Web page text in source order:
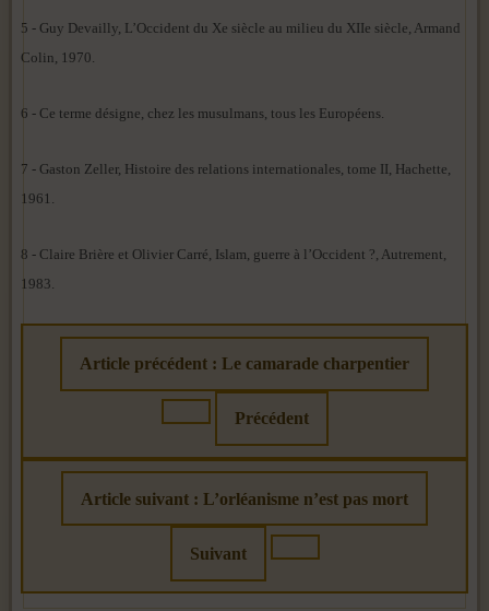
5 - Guy Devailly, L’Occident du Xe siècle au milieu du XIIe siècle, Armand
Colin, 1970.
6 - Ce terme désigne, chez les musulmans, tous les Européens.
7 - Gaston Zeller, Histoire des relations internationales, tome II, Hachette,
1961.
8 - Claire Brière et Olivier Carré, Islam, guerre à l’Occident ?, Autrement,
1983.
Article précédent : Le camarade charpentier
Précédent
Article suivant : L’orléanisme n’est pas mort
Suivant